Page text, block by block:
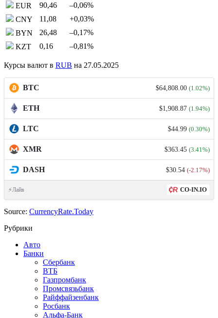
EUR
90,46 –0,06%
CNY
11,08 +0,03%
BYN
26,48 –0,17%
KZT
0,16 –0,81%
Курсы валют в RUB на 27.05.2025
BTC $64,808.00 (1.02%)
ETH $1,908.87 (1.94%)
LTC $44.99 (0.30%)
XMR $363.45 (3.41%)
DASH $30.54 (-2.17%)
⚡Лайв CO-IN.IO
Source: CurrencyRate.Today
Рубрики
Авто
Банки
Сбербанк
ВТБ
Газпромбанк
Промсвязьбанк
Райффайзенбанк
Росбанк
Альфа-Банк